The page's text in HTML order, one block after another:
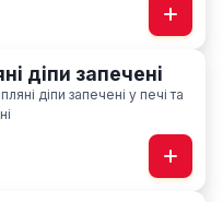
діпи запечені
діпи запечені у печі та